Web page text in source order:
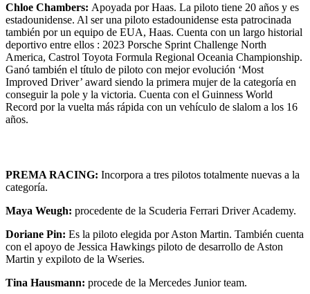
Chloe Chambers: Apoyada por Haas. La piloto tiene 20 años y es
estadounidense. Al ser una piloto estadounidense esta patrocinada
también por un equipo de EUA, Haas. Cuenta con un largo historial
deportivo entre ellos : 2023 Porsche Sprint Challenge North
America, Castrol Toyota Formula Regional Oceania Championship.
Ganó también el título de piloto con mejor evolución ‘Most
Improved Driver’ award siendo la primera mujer de la categoría en
conseguir la pole y la victoria. Cuenta con el Guinness World
Record por la vuelta más rápida con un vehículo de slalom a los 16
años.
PREMA RACING: Incorpora a tres pilotos totalmente nuevas a la
categoría.
Maya Weugh: procedente de la Scuderia Ferrari Driver Academy.
Doriane Pin: Es la piloto elegida por Aston Martin. También cuenta
con el apoyo de Jessica Hawkings piloto de desarrollo de Aston
Martin y expiloto de la Wseries.
Tina Hausmann: procede de la Mercedes Junior team.